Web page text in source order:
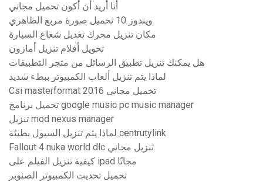
أنا أريد أن أكون تحميل مجاني
ويندوز 10 تحميل صورة مربع الظاهري
مكان تنزيل محرك تعديل شعاع السيارة
تحويل أفلام تنزيل أمازون
هل يمكنك تنزيل تطبيق الرسائل من متجر التطبيقات
لماذا يتم تنزيل ألعاب الكمبيوتر ببطء شديد
Csi masterformat 2016 تحميل مجاني
تحميل برنامج google music pc music manager
تنزيل mod nexus manager
لماذا يتم تنزيل السيول بطيئة centrutylink
Fallout 4 nuka world dlc تنزيل مجاني
كيفية تنزيل الفيلم على ipad مجانًا
تحميل تحديث الكمبيوتر الصنوبر